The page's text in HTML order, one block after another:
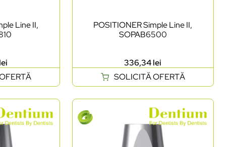
Line II,
lei
POSITIONER Simple Line II,
SOPAB6500
336,34lei
SOLICITĂ OFERTĂ